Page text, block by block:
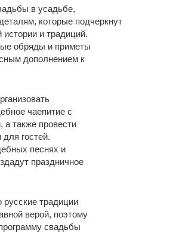
в усадьбе,
которые подчеркнут
и традиций.
обряды и приметы
дополнением к
чаепитие с
а также провести
гостей.
песнях и
праздничное
русские традиции
верой, поэтому
свадьбы